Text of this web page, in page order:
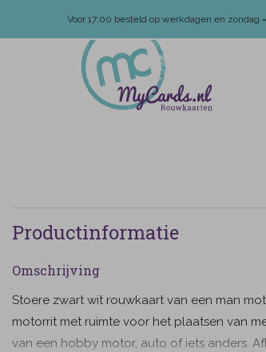
Voor 17:00 besteld op werkdagen en zondag
Productinformatie
Omschrijving
Stoere zwart wit rouwkaart van een man
motorrit met ruimte voor het plaatsen van
van een hobby motor, auto of iets anders.